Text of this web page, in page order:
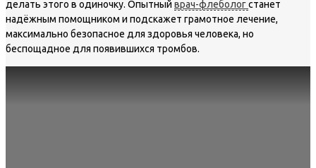
делать этого в одиночку. Опытный врач-флебологстанет
надёжным помощником и подскажет грамотное лечение,
максимально безопасное для здоровья человека, но
беспощадное для появившихся тромбов.